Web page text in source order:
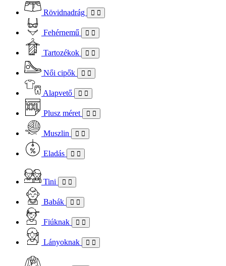
Rövidnadrág
Fehérnemű
Tartozékok
Női cipők
Alapvető
Plusz méret
Muszlin
Eladás
Tini
Babák
Fiúknak
Lányoknak